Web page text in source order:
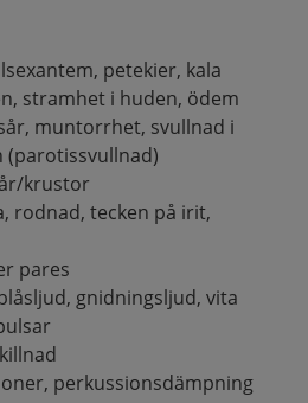
petekier, kala
stramhet i huden, ödem
muntorrhet, svullnad i
krustor
rodnad, tecken på irit,
pares
gnidningsljud, vita
perkussionsdämpning